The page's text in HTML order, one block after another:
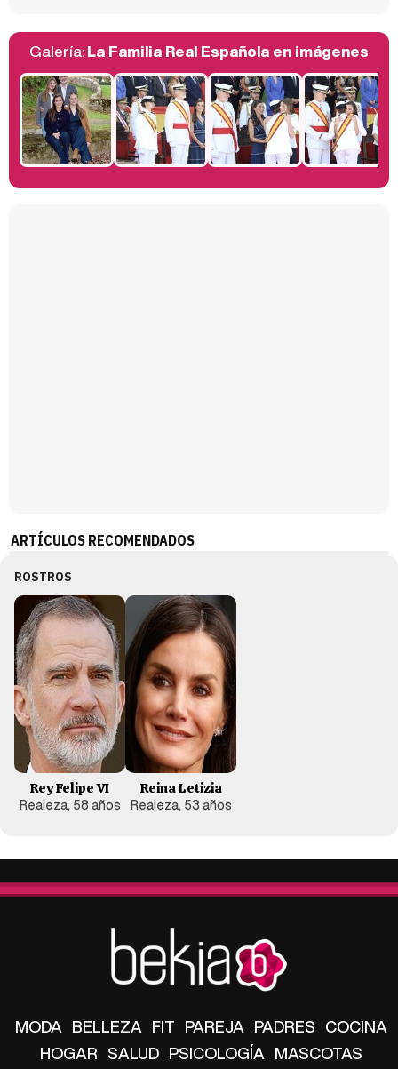
Belén Esteban: "Estoy emocionada, muy contenta y muy feliz por llegar a RTVE"
Manu Baqueiro: "Tuve como referente a Bruce Willis en 'Luz de Luna' para mi trabajo en la serie 'Perdiendo el juicio'"
Galería:La Familia Real Española en imágenes
ARTÍCULOS RECOMENDADOS
ROSTROS
Rey Felipe VI
Realeza, 58 años
Reina Letizia
Realeza, 53 años
MODA BELLEZA FIT PAREJA PADRES COCINA
HOGAR SALUD PSICOLOGÍA MASCOTAS